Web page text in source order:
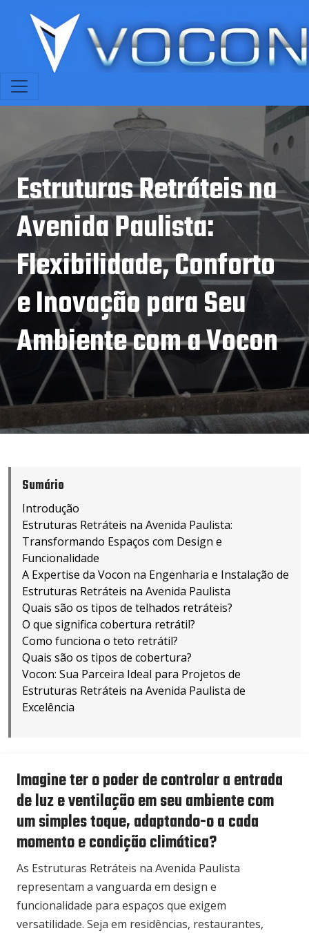
Estruturas Retráteis na
Avenida Paulista:
Flexibilidade, Conforto
e Inovação para Seu
Ambiente com a Vocon
Sumário
Introdução
Estruturas Retráteis na Avenida Paulista:
Transformando Espaços com Design e
Funcionalidade
A Expertise da Vocon na Engenharia e Instalação de
Estruturas Retráteis na Avenida Paulista
Quais são os tipos de telhados retráteis?
O que significa cobertura retrátil?
Como funciona o teto retrátil?
Quais são os tipos de cobertura?
Vocon: Sua Parceira Ideal para Projetos de
Estruturas Retráteis na Avenida Paulista de
Excelência
Imagine ter o poder de controlar a entrada
de luz e ventilação em seu ambiente com
um simples toque, adaptando-o a cada
momento e condição climática?
As Estruturas Retráteis na Avenida Paulista
representam a vanguarda em design e
funcionalidade para espaços que exigem
versatilidade. Seja em residências, restaurantes,